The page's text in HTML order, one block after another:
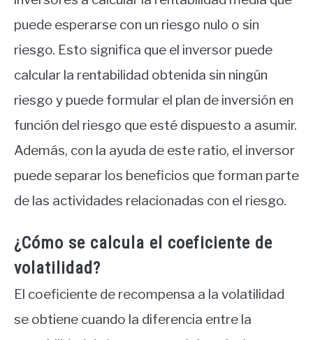
puede esperarse con un riesgo nulo o sin
riesgo. Esto significa que el inversor puede
calcular la rentabilidad obtenida sin ningún
riesgo y puede formular el plan de inversión en
función del riesgo que esté dispuesto a asumir.
Además, con la ayuda de este ratio, el inversor
puede separar los beneficios que forman parte
de las actividades relacionadas con el riesgo.
¿Cómo se calcula el coeficiente de
volatilidad?
El coeficiente de recompensa a la volatilidad
se obtiene cuando la diferencia entre la